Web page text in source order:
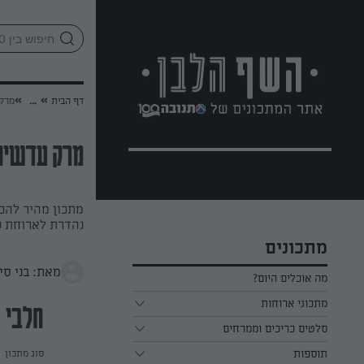
מתכונים
מה אוכלים היום?
מתכוני ארוחות
ארוחת בוקר
ארוחת צהריים
סלטים כריכים וממרחים
כל הסלטים כריכים וממרחים
תוספות
דף הבית »
...
»
מרק
מתכון מהיר
נהדרת לארוחת
מאת: בני
חלבי
סוג מתכון